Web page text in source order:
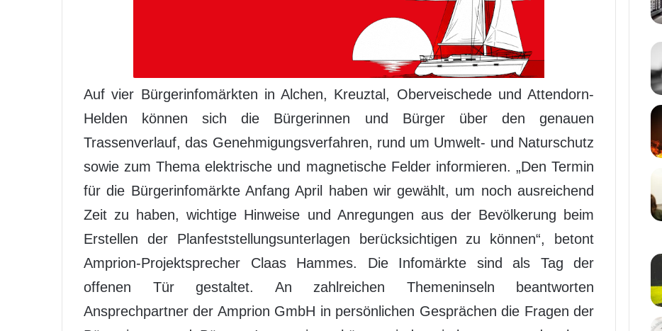
Auf vier Bürgerinfomärkten in Alchen, Kreuztal, Oberveischede und Attendorn-
Helden können sich die Bürgerinnen und Bürger über den genauen
Trassenverlauf, das Genehmigungsverfahren, rund um Umwelt- und Naturschutz
sowie zum Thema elektrische und magnetische Felder informieren. „Den Termin
für die Bürgerinfomärkte Anfang April haben wir gewählt, um noch ausreichend
Zeit zu haben, wichtige Hinweise und Anregungen aus der Bevölkerung beim
Erstellen der Planfeststellungsunterlagen berücksichtigen zu können“, betont
Amprion-Projektsprecher Claas Hammes. Die Infomärkte sind als Tag der
offenen Tür gestaltet. An zahlreichen Themeninseln beantworten
Ansprechpartner der Amprion GmbH in persönlichen Gesprächen die Fragen der